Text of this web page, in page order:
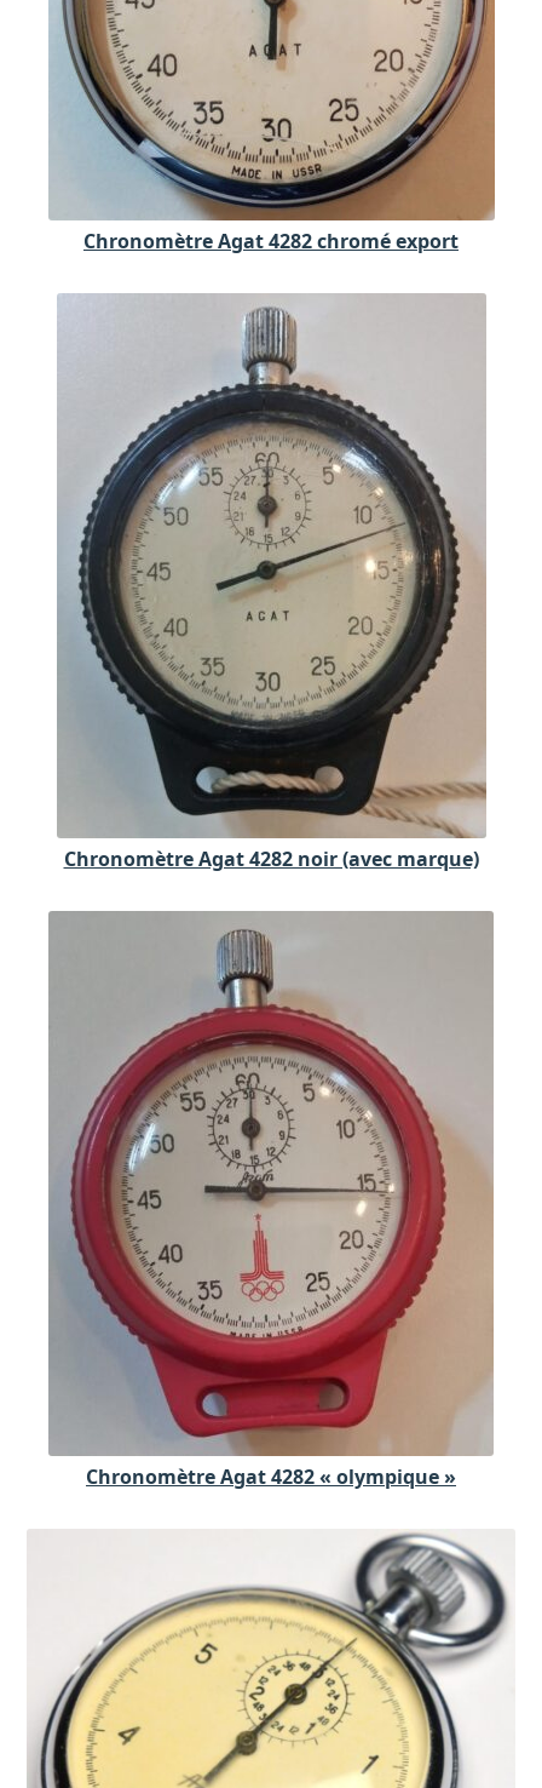
Chronomètre Agat 4282 chromé export
Chronomètre Agat 4282 noir (avec marque)
Chronomètre Agat 4282 « olympique »